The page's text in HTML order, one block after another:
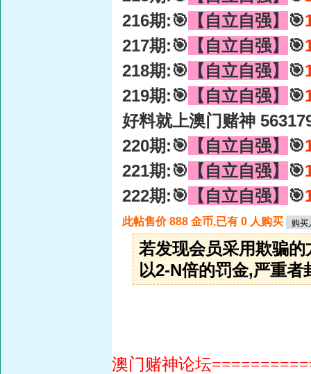
216期:🎯 【自立自强】 🎯
217期:🎯 【自立自强】 🎯
218期:🎯 【自立自强】 🎯
219期:🎯 【自立自强】 🎯
好料就上澳门赌神
220期:🎯 【自立自强】 🎯
221期:🎯 【自立自强】 🎯
222期:🎯 【自立自强】 🎯
此帖售价 888 金币,已有 0 人购买
若发现会员采用欺骗
以2-N倍的罚金,严重者
澳门赌神论坛